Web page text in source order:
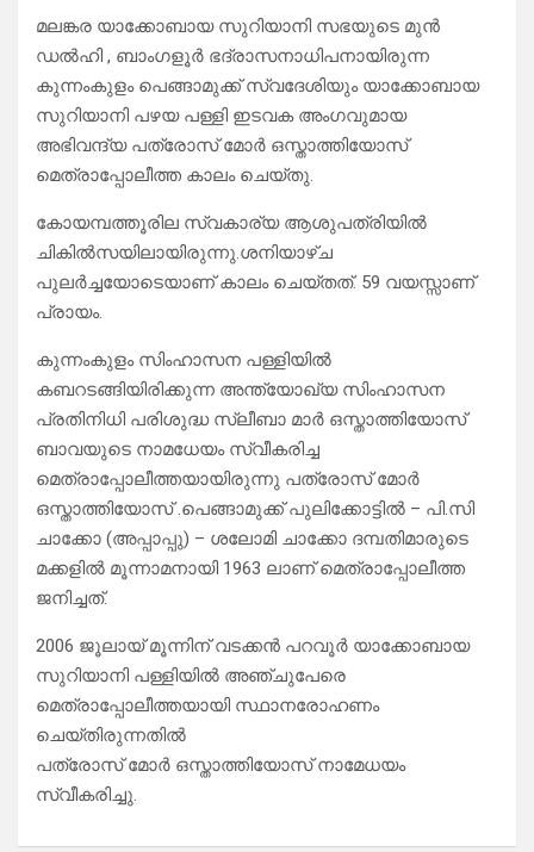
മലങ്കര യാക്കോബായ സുറിയാനി സഭയുടെ മുൻ
ഡൽഹി , ബാംഗളൂർ ഭദ്രാസനാധിപനായിരുന്ന
കുന്നംകുളം പെങ്ങാമുക്ക് സ്വദേശിയും യാക്കോബായ
സുറിയാനി പഴയ പള്ളി ഇടവക അംഗവുമായ
അഭിവന്ദ്യ പത്രോസ് മോർ ഒസ്താത്തിയോസ്
മെത്രാപ്പോലീത്ത കാലം ചെയ്തു.
കോയമ്പത്തൂരില സ്വകാര്യ ആശുപത്രിയിൽ
ചികിൽസയിലായിരുന്നു.ശനിയാഴ്ച
പുലർച്ചയോടെയാണ് കാലം ചെയ്തത്. 59 വയസ്സാണ്
പ്രായം.
കുന്നംകുളം സിംഹാസന പള്ളിയിൽ
കബറടങ്ങിയിരിക്കുന്ന അന്ത്യോഖ്യ സിംഹാസന
പ്രതിനിധി പരിശുദ്ധ സ്ലീബാ മാർ ഒസ്താത്തിയോസ്
ബാവയുടെ നാമധേയം സ്വീകരിച്ച
മെത്രാപ്പോലീത്തയായിരുന്നു പത്രോസ് മോർ
ഒസ്താത്തിയോസ് .പെങ്ങാമുക്ക് പുലിക്കോട്ടിൽ – പി.സി
ചാക്കോ (അപ്പാപ്പു) – ശലോമി ചാക്കോ ദമ്പതിമാരുടെ
മക്കളിൽ മൂന്നാമനായി 1963 ലാണ് മെത്രാപ്പോലീത്ത
ജനിച്ചത്.
2006 ജൂലായ് മൂന്നിന് വടക്കൻ പറവൂർ യാക്കോബായ
സുറിയാനി പള്ളിയിൽ അഞ്ചുപേരെ
മെത്രാപ്പോലീത്തയായി സ്ഥാനരോഹണം
ചെയ്തിരുന്നതിൽ
പത്രോസ് മോർ ഒസ്താത്തിയോസ് നാമേധയം
സ്വീകരിച്ചു.